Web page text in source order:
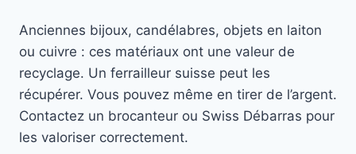
Anciennes bijoux, candélabres, objets en laiton
ou cuivre : ces matériaux ont une valeur de
recyclage. Un ferrailleur suisse peut les
récupérer. Vous pouvez même en tirer de l’argent.
Contactez un brocanteur ou Swiss Débarras pour
les valoriser correctement.